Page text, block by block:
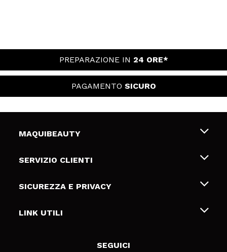
PREPARAZIONE IN 24 ORE*
PAGAMENTO SICURO
MAQUIBEAUTY
Chi siamo
Gift Cards
SERVIZIO CLIENTI
Spedizioni & Resi
Metodi di pagamamento
SICUREZZA E PRIVACY
Termini e condizioni
LINK UTILI
SEGUICI